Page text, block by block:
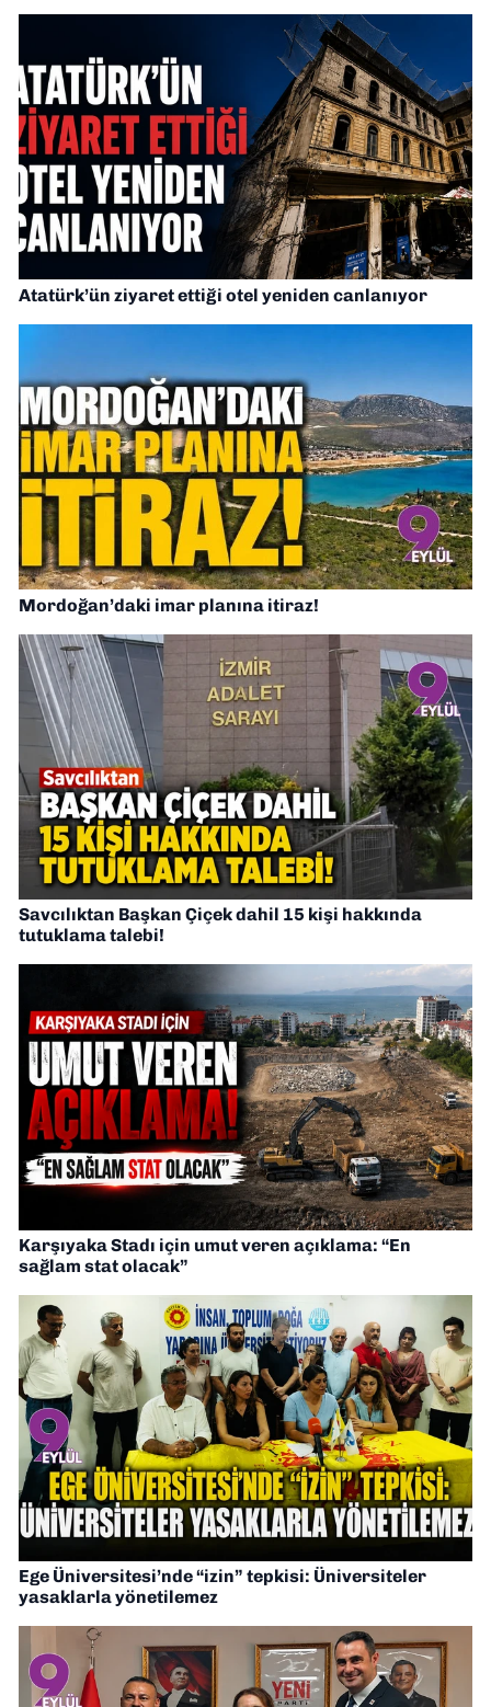
Atatürk’ün ziyaret ettiği otel yeniden canlanıyor
Mordoğan’daki imar planına itiraz!
Savcılıktan Başkan Çiçek dahil 15 kişi hakkında
tutuklama talebi!
Karşıyaka Stadı için umut veren açıklama: “En
sağlam stat olacak”
Ege Üniversitesi’nde “izin” tepkisi: Üniversiteler
yasaklarla yönetilemez